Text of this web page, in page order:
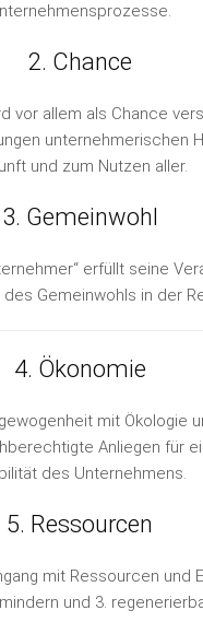
2. Chance
vor allem als Chance
unternehmerischen
und zum Nutzen aller.
3. Gemeinwohl
erfüllt seine
Gemeinwohls in der
4. Ökonomie
mit Ökologie
Anliegen für
des Unternehmens.
5. Ressourcen
mit Ressourcen und
und 3.